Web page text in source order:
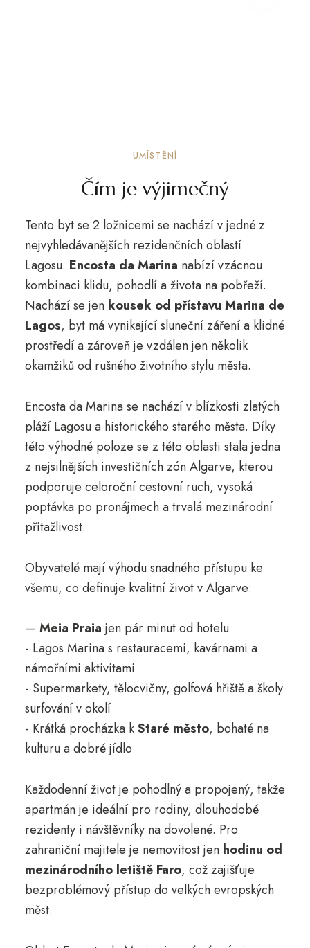
UMÍSTĚNÍ
Čím je výjimečný
Tento byt se 2 ložnicemi se nachází v jedné z
nejvyhledávanějších rezidenčních oblastí
Lagosu. Encosta da Marina nabízí vzácnou
kombinaci klidu, pohodlí a života na pobřeží.
Nachází se jen kousek od přístavu Marina de
Lagos, byt má vynikající sluneční záření a klidné
prostředí a zároveň je vzdálen jen několik
okamžiků od rušného životního stylu města.
Encosta da Marina se nachází v blízkosti zlatých
pláží Lagosu a historického starého města. Díky
této výhodné poloze se z této oblasti stala jedna
z nejsilnějších investičních zón Algarve, kterou
podporuje celoroční cestovní ruch, vysoká
poptávka po pronájmech a trvalá mezinárodní
přitažlivost.
Obyvatelé mají výhodu snadného přístupu ke
všemu, co definuje kvalitní život v Algarve:
— Meia Praia jen pár minut od hotelu
- Lagos Marina s restauracemi, kavárnami a
námořními aktivitami
- Supermarkety, tělocvičny, golfová hřiště a školy
surfování v okolí
- Krátká procházka kStaré město, bohaté na
kulturu a dobré jídlo
Každodenní život je pohodlný a propojený, takže
apartmán je ideální pro rodiny, dlouhodobé
rezidenty i návštěvníky na dovolené. Pro
zahraniční majitele je nemovitost jen hodinu od
mezinárodního letiště Faro, což zajišťuje
bezproblémový přístup do velkých evropských
měst.